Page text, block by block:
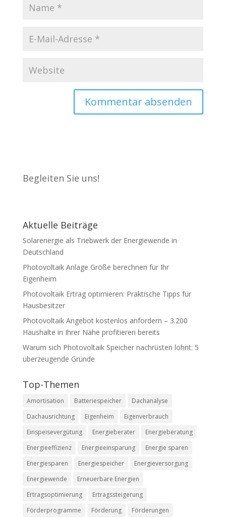
Begleiten Sie uns!
Aktuelle Beiträge
Solarenergie als Triebwerk der Energiewende in
Deutschland
Photovoltaik Anlage Größe berechnen für Ihr
Eigenheim
Photovoltaik Ertrag optimieren: Praktische Tipps für
Hausbesitzer
Photovoltaik Angebot kostenlos anfordern – 3.200
Haushalte in Ihrer Nähe profitieren bereits
Warum sich Photovoltaik Speicher nachrüsten lohnt: 5
überzeugende Gründe
Top-Themen
Amortisation Batteriespeicher
Dachanalyse
Dachausrichtung
Eigenheim
Eigenverbrauch
Einspeisevergütung
Energieberater
Energieberatung
Energieeffizienz
Energieeinsparung
Energie sparen
Energiesparen
Energiespeicher
Energieversorgung
Energiewende
Erneuerbare Energien
Ertragsoptimierung
Ertragssteigerung
Förderprogramme
Förderung
Förderungen